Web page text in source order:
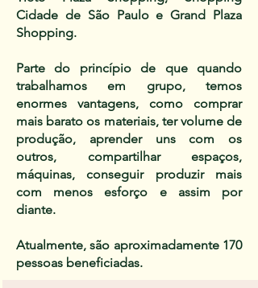
Cidade de São Paulo e Grand Plaza
Shopping.
Parte do princípio de que quando
trabalhamos em grupo, temos
enormes vantagens, como comprar
mais barato os materiais, ter volume de
produção, aprender uns com os
outros, compartilhar espaços,
máquinas, conseguir produzir mais
com menos esforço e assim por
diante.
Atualmente, são aproximadamente 170
pessoas beneficiadas.